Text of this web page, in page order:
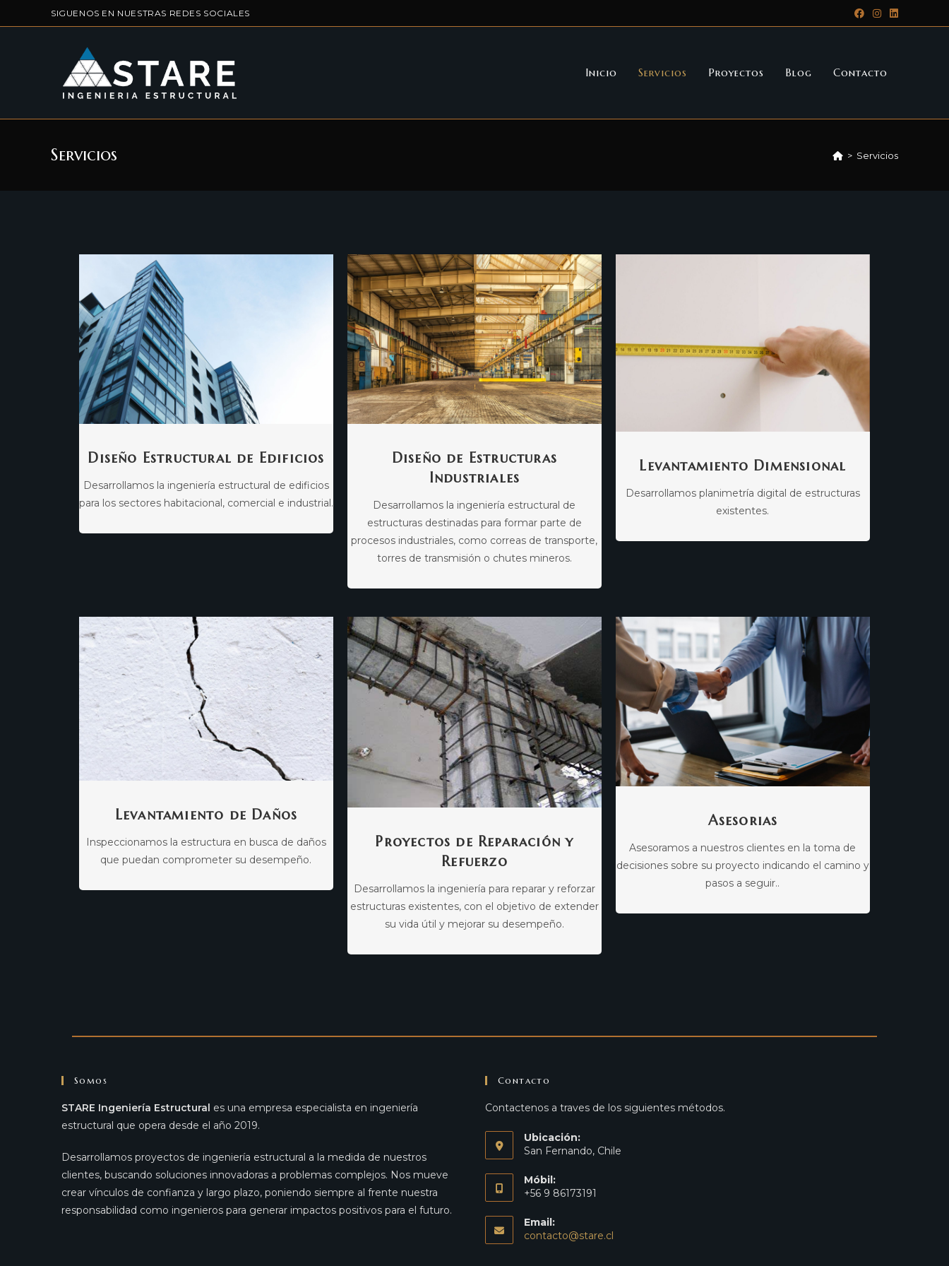
SIGUENOS EN NUESTRAS REDES SOCIALES
Inicio Servicios Proyectos Blog Contacto
Servicios > Servicios
Diseño Estructural de Edificios
Desarrollamos la ingeniería estructural de edificios
para los sectores habitacional, comercial e industrial.
Diseño de Estructuras
Industriales
Desarrollamos la ingeniería estructural de
estructuras destinadas para formar parte de
procesos industriales, como correas de transporte,
torres de transmisión o chutes mineros.
Levantamiento Dimensional
Desarrollamos planimetría digital de estructuras
existentes.
Levantamiento de Daños
Inspeccionamos la estructura en busca de daños
que puedan comprometer su desempeño.
Proyectos de Reparación y
Refuerzo
Desarrollamos la ingeniería para reparar y reforzar
estructuras existentes, con el objetivo de extender
su vida útil y mejorar su desempeño.
Asesorias
Asesoramos a nuestros clientes en la toma de
decisiones sobre su proyecto indicando el camino y
pasos a seguir..
Somos
STARE Ingeniería Estructural es una empresa especialista en ingeniería
estructural que opera desde el año 2019.
Desarrollamos proyectos de ingeniería estructural a la medida de nuestros
clientes, buscando soluciones innovadoras a problemas complejos. Nos mueve
crear vínculos de confianza y largo plazo, poniendo siempre al frente nuestra
responsabilidad como ingenieros para generar impactos positivos para el futuro.
Contacto
Contactenos a traves de los siguientes métodos.
Ubicación:
San Fernando, Chile
Móbil:
+56 9 86173191
Email:
contacto@stare.cl